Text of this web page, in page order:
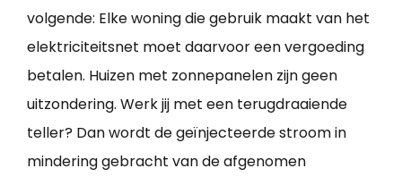
volgende: Elke woning die gebruik maakt van het
elektriciteitsnet moet daarvoor een vergoeding
betalen. Huizen met zonnepanelen zijn geen
uitzondering. Werk jij met een terugdraaiende
teller? Dan wordt de geïnjecteerde stroom in
mindering gebracht van de afgenomen